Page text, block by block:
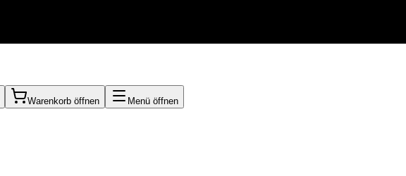
Warenkorb öffnen Menü öffnen